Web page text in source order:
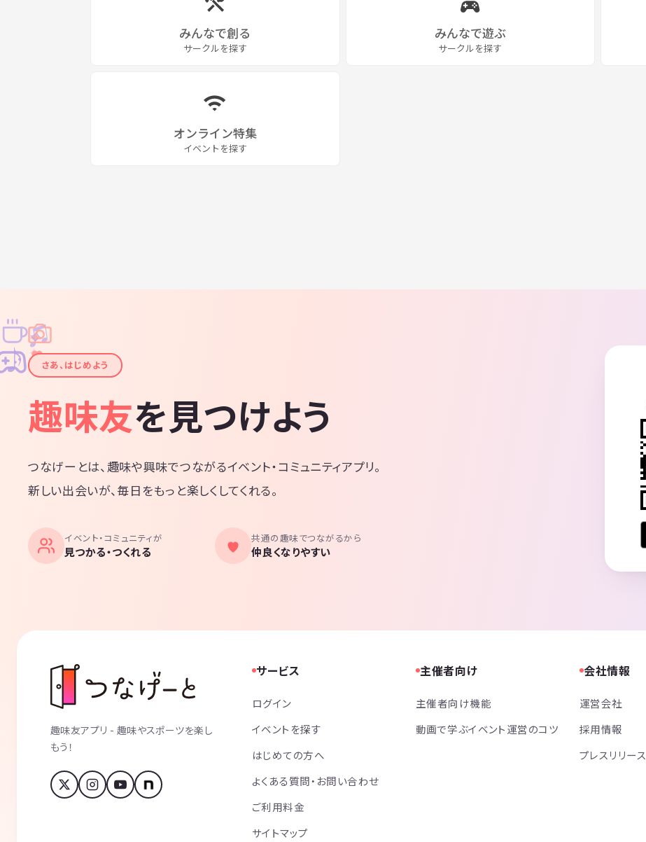
みんなで創る
サークルを探す
みんなで遊ぶ
サークルを探す
オンライン特集
イベントを探す
✦
✦
✧
✧
♪
♫
さあ、はじめよう
趣味友を見つけよう
つなげーとは、趣味や興味でつながるイベント・コミュニティアプリ。
新しい出会いが、毎日をもっと楽しくしてくれる。
イベント・コミュニティが
見つかる・つくれる
共通の趣味でつながるから
仲良くなりやすい
趣味友アプリ - 趣味やスポーツを楽し
もう！
サービス
ログイン
イベントを探す
はじめての方へ
よくある質問・お問い合わせ
ご利用料金
サイトマップ
主催者向け
主催者向け機能
動画で学ぶイベント運営のコツ
会社情報
運営会社
採用情報
プレスリリース